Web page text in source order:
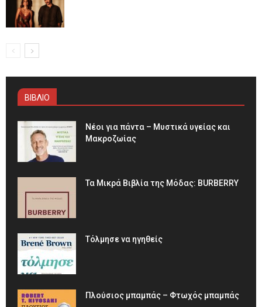
ΒΙΒΛΙΟ
Νέοι για πάντα – Μυστικά υγείας και
Μακροζωίας
Τα Μικρά Βιβλία της Μόδας: BURBERRY
Τόλμησε να ηγηθείς
Πλούσιος μπαμπάς – Φτωχός μπαμπάς